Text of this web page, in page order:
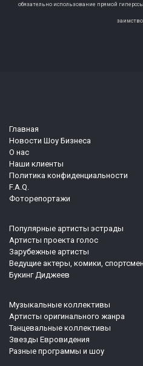
обязательно использование прямой
Главная
Новости Шоу Бизнеса
О нас
Наши клиенты
Политика конфиденциальности
F.A.Q.
Фоторепортажи
Популярные артисты эстрады
Артисты проекта голос
Зарубежные артисты
Ведущие актеры, комики,
Букинг Диджеев
Музыкальные коллективы
Артисты оригинального жанра
Танцевальные коллективы
Звезды Евровидения
Разные программы и шоу